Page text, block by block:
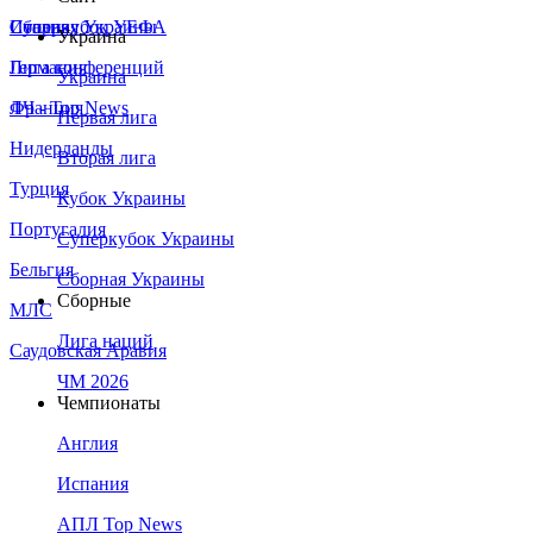
Сборная Украины
Италия
Германия
Франция
Нидерланды
Турция
Португалия
Бельгия
МЛС
Саудовская Аравия
Суперкубок УЕФА
Лига конференций
ЛЧ - Top News
Украина
Украина
Первая лига
Вторая лига
Кубок Украины
Суперкубок Украины
Сборная Украины
Сборные
Лига наций
ЧМ 2026
Чемпионаты
Англия
Испания
АПЛ Top News